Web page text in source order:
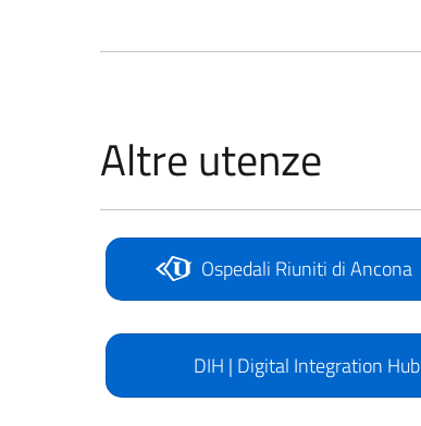
Altre utenze
Ospedali Riuniti di Ancona
DIH | Digital Integration Hub